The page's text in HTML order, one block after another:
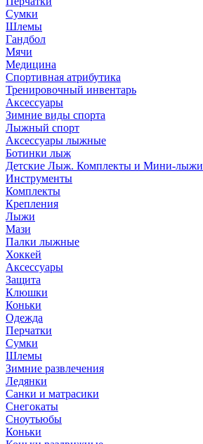
Сумки
Шлемы
Гандбол
Мячи
Медицина
Спортивная атрибутика
Тренировочный инвентарь
Аксессуары
Зимние виды спорта
Лыжный спорт
Аксессуары лыжные
Ботинки лыж
Детские Лыж. Комплекты и Мини-лыжи
Инструменты
Комплекты
Крепления
Лыжи
Мази
Палки лыжные
Хоккей
Аксессуары
Защита
Клюшки
Коньки
Одежда
Перчатки
Сумки
Шлемы
Зимние развлечения
Ледянки
Санки и матрасики
Снегокаты
Сноутьюбы
Коньки